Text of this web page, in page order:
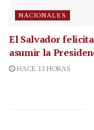
NACIONALES
El Salvador
asumir la
HACE 13 HORAS